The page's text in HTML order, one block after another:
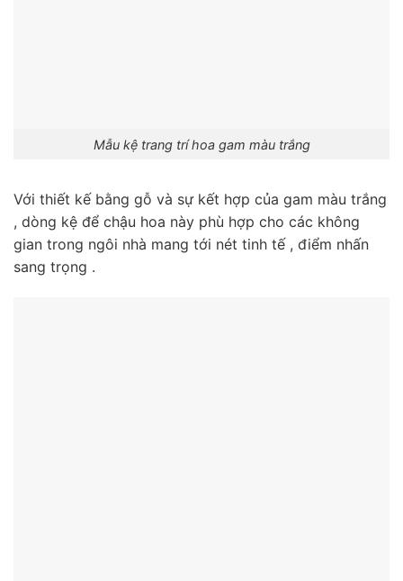
Mẫu kệ trang trí hoa gam màu trắng
Với thiết kế bằng gỗ và sự kết hợp của gam màu trắng
, dòng kệ để chậu hoa này phù hợp cho các không
gian trong ngôi nhà mang tới nét tinh tế , điểm nhấn
sang trọng .